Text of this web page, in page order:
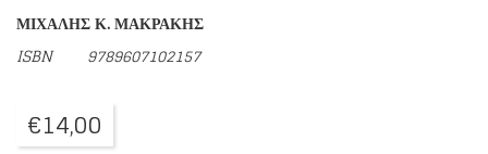
ΜΙΧΑΛΗΣ Κ. ΜΑΚΡΑΚΗΣ
ISBN 9789607102157
€14,00